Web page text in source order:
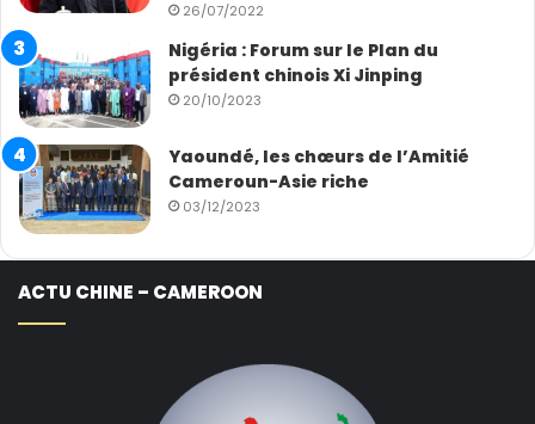
26/07/2022
Nigéria : Forum sur le Plan du
président chinois Xi Jinping
20/10/2023
Yaoundé, les chœurs de l’Amitié
Cameroun-Asie riche
03/12/2023
ACTU CHINE – CAMEROON